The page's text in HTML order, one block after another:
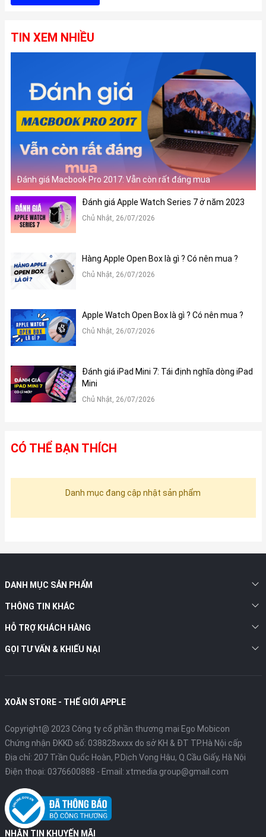
TIN XEM NHIỀU
Đánh giá Macbook Pro 2017: Vẫn còn rất đáng mua
Đánh giá Apple Watch Series 7 ở năm 2023
Chủ Nhật, 26/07/2026
Hàng Apple Open Box là gì ? Có nên mua ?
Chủ Nhật, 26/07/2026
Apple Watch Open Box là gì ? Có nên mua ?
Chủ Nhật, 26/07/2026
Đánh giá iPad Mini 7: Tái định nghĩa dòng iPad
Mini
Chủ Nhật, 26/07/2026
CÓ THỂ BẠN THÍCH
Danh mục đang cập nhật sản phẩm
DANH MỤC SẢN PHẨM
THÔNG TIN KHÁC
HỖ TRỢ KHÁCH HÀNG
GỌI TƯ VẤN & KHIẾU NẠI
XOĂN STORE - THẾ GIỚI APPLE
Copyright@ 2023 Công ty cổ phần thương mại Ego Mobicon
Chứng nhận ĐKKD số: 038828xxxx do sở KH & ĐT TP.Hà Nội cấp
Địa chỉ: 207 Trần Quốc Hoàn, P.Dịch Vọng Hậu, Q.Cầu Giấy, Hà Nội
Điện thoại: 0376600888 - Email: xtmedia.group@gmail.com
NHẬN TIN KHUYẾN MÃI